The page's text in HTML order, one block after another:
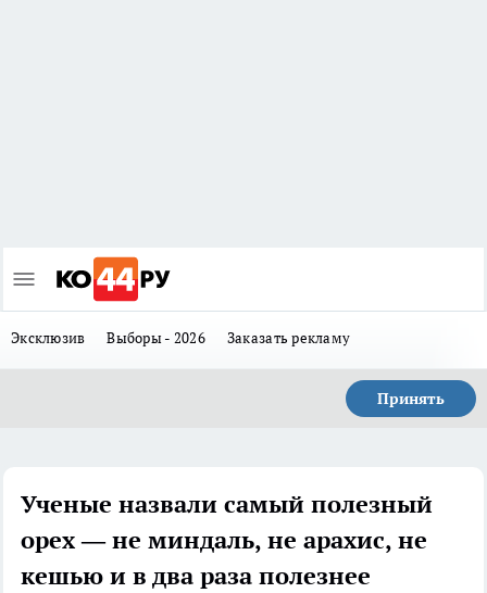
Эксклюзив Выборы - 2026 Заказать рекламу
Принять
Ученые назвали самый полезный
орех — не миндаль, не арахис, не
кешью и в два раза полезнее